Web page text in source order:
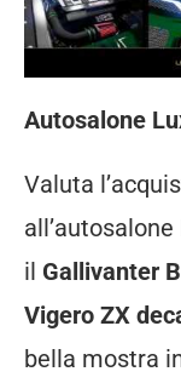
Autosalone
Valuta
il Gallivanter
Vigero ZX
bella mostra